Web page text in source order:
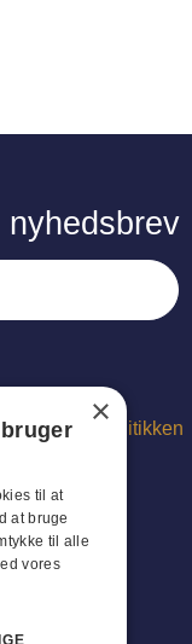
persondatapolitikken
×
til at
at bruge
til alle
vores